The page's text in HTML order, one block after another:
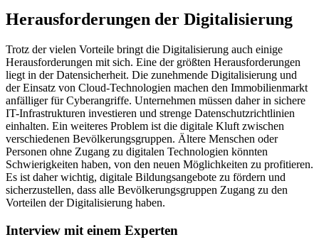
Herausforderungen der Digitalisierung
Trotz der vielen Vorteile bringt die Digitalisierung auch einige
Herausforderungen mit sich. Eine der größten Herausforderungen
liegt in der Datensicherheit. Die zunehmende Digitalisierung und
der Einsatz von Cloud-Technologien machen den Immobilienmarkt
anfälliger für Cyberangriffe. Unternehmen müssen daher in sichere
IT-Infrastrukturen investieren und strenge Datenschutzrichtlinien
einhalten. Ein weiteres Problem ist die digitale Kluft zwischen
verschiedenen Bevölkerungsgruppen. Ältere Menschen oder
Personen ohne Zugang zu digitalen Technologien könnten
Schwierigkeiten haben, von den neuen Möglichkeiten zu profitieren.
Es ist daher wichtig, digitale Bildungsangebote zu fördern und
sicherzustellen, dass alle Bevölkerungsgruppen Zugang zu den
Vorteilen der Digitalisierung haben.
Interview mit einem Experten